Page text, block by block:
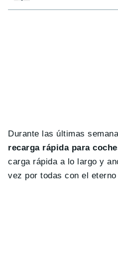
Durante las últimas
recarga rápida para
carga rápida a lo largo y
vez por todas con el